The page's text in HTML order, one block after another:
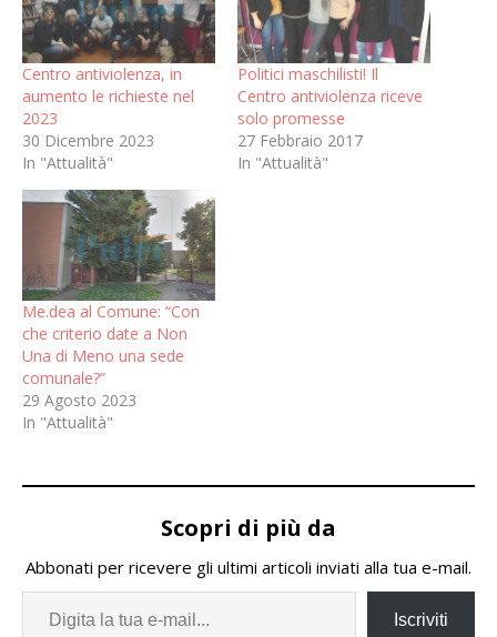
Centro antiviolenza, in
aumento le richieste nel
2023
30 Dicembre 2023
In "Attualità"
Politici maschilisti! Il
Centro antiviolenza riceve
solo promesse
27 Febbraio 2017
In "Attualità"
Me.dea al Comune: “Con
che criterio date a Non
Una di Meno una sede
comunale?”
29 Agosto 2023
In "Attualità"
Scopri di più da
Abbonati per ricevere gli ultimi articoli inviati alla tua e-mail.
Iscriviti